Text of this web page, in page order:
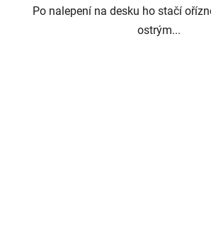
Po nalepení na desku ho stačí
ostrým...